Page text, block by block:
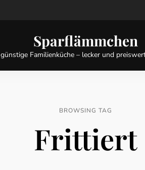
Sparflämmchen
günstige Familienküche – lecker und
BROWSING TAG
Frittiert